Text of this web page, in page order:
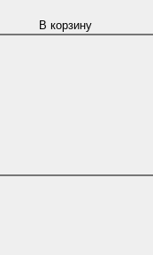
В корзину